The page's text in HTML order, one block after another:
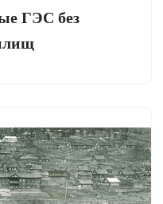
ГЭС без